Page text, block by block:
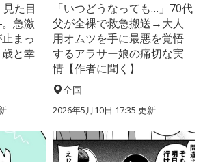
た目
急激
まっ
と幸
「いつどうなっても…」70代
父が全裸で救急搬送→大人
用オムツを手に最悪を覚悟
するアラサー娘の痛切な実
情【作者に聞く】
全国
2026年5月10日 17:35 更新